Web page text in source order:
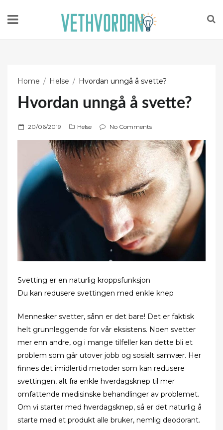
Home Helse Hvordan unngå å svette?
Hvordan unngå å svette?
P
o
e
d
o
20/06/2019 Helse No Comments
Svetting er en naturlig kroppsfunksjon
Du kan redusere svettingen med enkle knep
Mennesker svetter, sånn er det bare! Det er faktisk
helt grunnleggende for vår eksistens. Noen svetter
mer enn andre, og i mange tilfeller kan dette bli et
problem som går utover jobb og sosialt samvær. Her
finnes det imidlertid metoder som kan redusere
svettingen, alt fra enkle hverdagsknep til mer
omfattende medisinske behandlinger av problemet.
Om vi starter med hverdagsknep, så er det naturlig å
starte med et produkt alle bruker, nemlig deodorant.